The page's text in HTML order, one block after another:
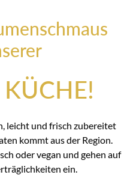
leicht und frisch zubereitet
kommt aus der Region.
oder vegan und gehen auf
ein.